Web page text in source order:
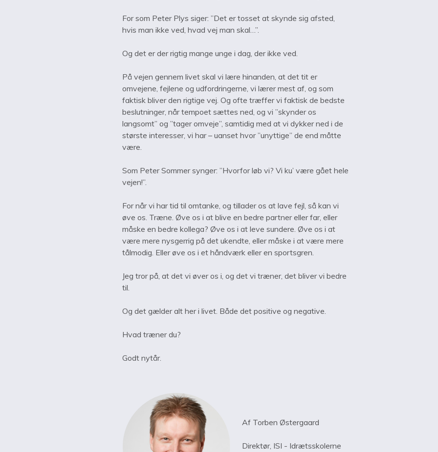
For som Peter Plys siger: ”Det er tosset at skynde sig afsted,
hvis man ikke ved, hvad vej man skal…”.
Og det er der rigtig mange unge i dag, der ikke ved.
På vejen gennem livet skal vi lære hinanden, at det tit er
omvejene, fejlene og udfordringerne, vi lærer mest af, og som
faktisk bliver den rigtige vej. Og ofte træffer vi faktisk de bedste
beslutninger, når tempoet sættes ned, og vi ”skynder os
langsomt” og ”tager omveje”, samtidig med at vi dykker ned i de
største interesser, vi har – uanset hvor ”unyttige” de end måtte
være.
Som Peter Sommer synger: ”Hvorfor løb vi? Vi ku’ være gået hele
vejen!”.
For når vi har tid til omtanke, og tillader os at lave fejl, så kan vi
øve os. Træne. Øve os i at blive en bedre partner eller far, eller
måske en bedre kollega? Øve os i at leve sundere. Øve os i at
være mere nysgerrig på det ukendte, eller måske i at være mere
tålmodig. Eller øve os i et håndværk eller en sportsgren.
Jeg tror på, at det vi øver os i, og det vi træner, det bliver vi bedre
til.
Og det gælder alt her i livet. Både det positive og negative.
Hvad træner du?
Godt nytår.
Af Torben Østergaard
Direktør, ISI - Idrætsskolerne